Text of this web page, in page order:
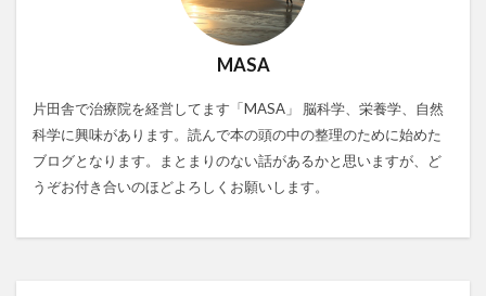
MASA
片田舎で治療院を経営してます「MASA」 脳科学、栄養学、自然
科学に興味があります。読んで本の頭の中の整理のために始めた
ブログとなります。まとまりのない話があるかと思いますが、ど
うぞお付き合いのほどよろしくお願いします。